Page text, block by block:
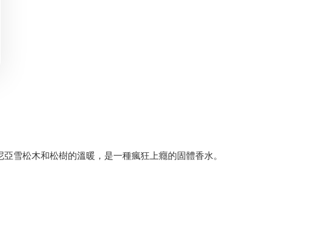
雪松木和松樹的溫暖，是一種瘋狂上癮的固體香水。